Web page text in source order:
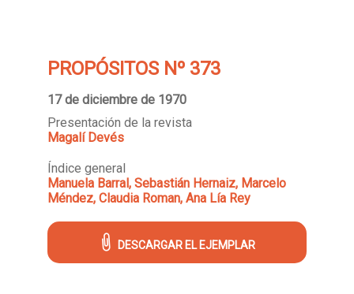
PROPÓSITOS Nº 373
17 de diciembre de 1970
Presentación de la revista
Magalí Devés
Índice general
Manuela Barral, Sebastián Hernaiz, Marcelo
Méndez, Claudia Roman, Ana Lía Rey
DESCARGAR EL EJEMPLAR